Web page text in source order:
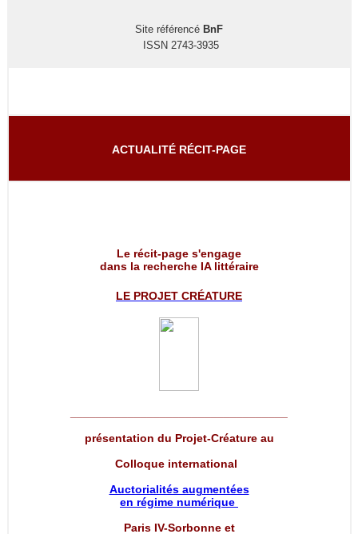
Site référencé BnF
ISSN 2743-3935
ACTUALITÉ RÉCIT-PAGE
Le récit-page s'engage
dans la recherche IA littéraire
LE PROJET CRÉATURE
présentation du Projet-Créature au
Colloque international
Auctorialités augmentées
en régime numérique
Paris IV-Sorbonne et